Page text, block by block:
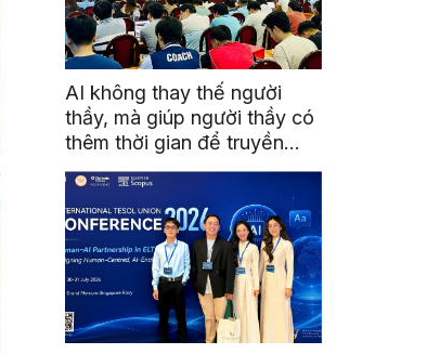
AI không thay thế người
thầy, mà giúp người thầy có
thêm thời gian để truyền
cảm hứng